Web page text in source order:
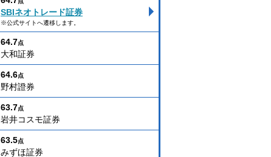
SBIネオトレード証券
※公式サイトへ遷移します。
64.7点
大和証券
64.6点
野村證券
63.7点
岩井コスモ証券
63.5点
みずほ証券